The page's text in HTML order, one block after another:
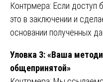
Контрмера: Если доступ
это в заключении и
основании полученных
Уловка 3: «Ваша
общепринятой»